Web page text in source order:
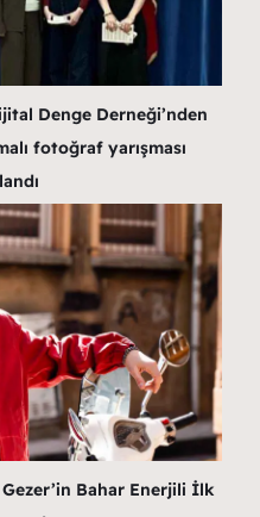
Denge Derneği’nden
fotoğraf yarışması
Bahar Enerjili İlk